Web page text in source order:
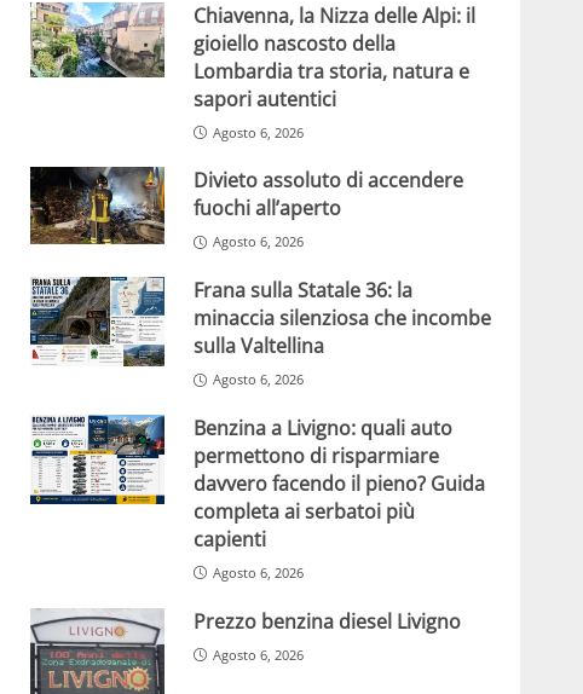
Chiavenna, la Nizza delle Alpi: il
gioiello nascosto della
Lombardia tra storia, natura e
sapori autentici
Agosto 6, 2026
Divieto assoluto di accendere
fuochi all’aperto
Agosto 6, 2026
Frana sulla Statale 36: la
minaccia silenziosa che incombe
sulla Valtellina
Agosto 6, 2026
Benzina a Livigno: quali auto
permettono di risparmiare
davvero facendo il pieno? Guida
completa ai serbatoi più
capienti
Agosto 6, 2026
Prezzo benzina diesel Livigno
Agosto 6, 2026